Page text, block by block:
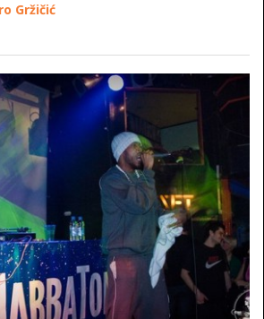
Gržičić